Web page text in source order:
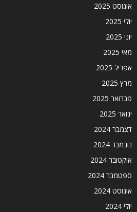
אוגוסט 2025
יולי 2025
יוני 2025
מאי 2025
אפריל 2025
מרץ 2025
פברואר 2025
ינואר 2025
דצמבר 2024
נובמבר 2024
אוקטובר 2024
ספטמבר 2024
אוגוסט 2024
יולי 2024